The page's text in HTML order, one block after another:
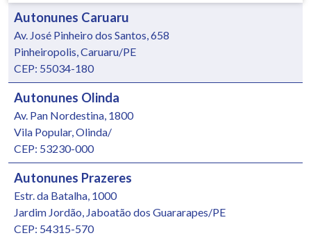
Autonunes Caruaru
Av. José Pinheiro dos Santos, 658
Pinheiropolis, Caruaru/PE
CEP: 55034-180
Autonunes Olinda
Av. Pan Nordestina, 1800
Vila Popular, Olinda/
CEP: 53230-000
Autonunes Prazeres
Estr. da Batalha, 1000
Jardim Jordão, Jaboatão dos Guararapes/PE
CEP: 54315-570